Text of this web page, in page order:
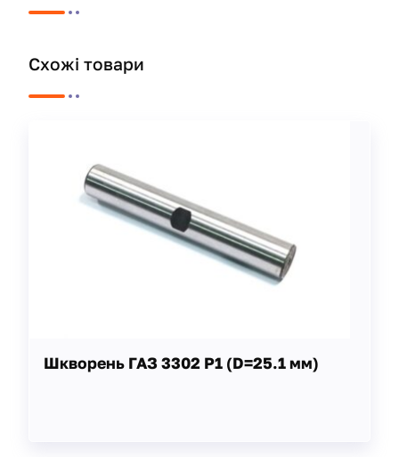
Схожі товари
Шкворень ГАЗ 3302 Р1 (D=25.1 мм)